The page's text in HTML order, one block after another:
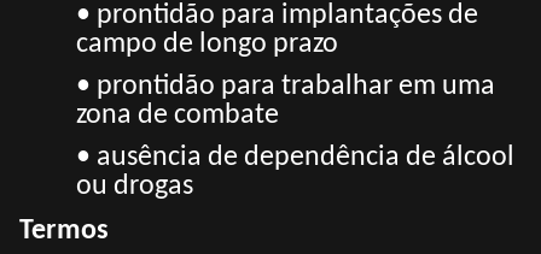
• prontidão para implantações de
campo de longo prazo
• prontidão para trabalhar em uma
zona de combate
• ausência de dependência de álcool
ou drogas
Termos